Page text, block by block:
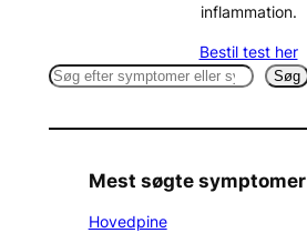
inflammation.
Bestil test her
S
a
Søg
Mest søgte symptomer
Hovedpine